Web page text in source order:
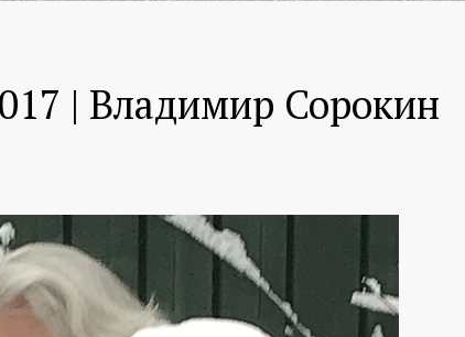
| Владимир Сорокин